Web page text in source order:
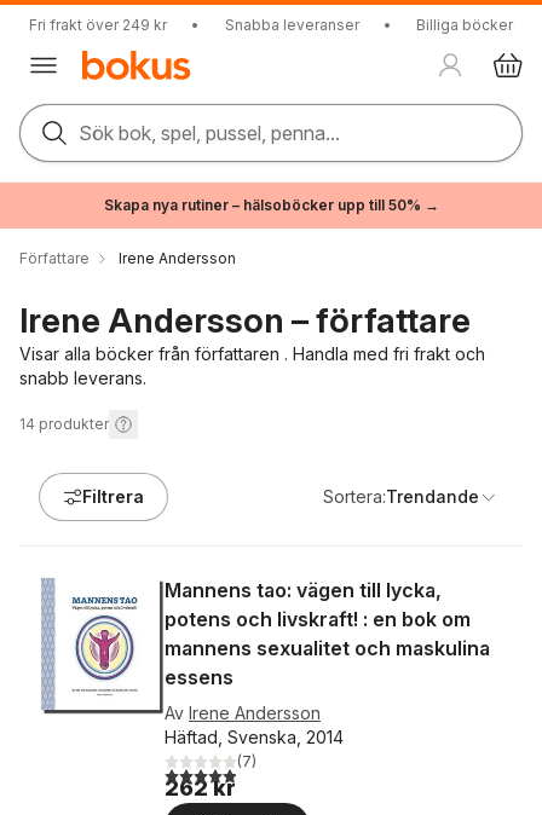
Fri frakt över 249 kr • Snabba leveranser • Billiga böcker
Sök bok, spel, pussel, penna...
Skapa nya rutiner – hälsoböcker upp till 50% →
Författare Irene Andersson
Irene Andersson – författare
Visar alla böcker från författaren . Handla med fri frakt och
snabb leverans.
14 produkter
Filtrera Sortera:Trendande
Mannens tao: vägen till lycka,
potens och livskraft! : en bok om
mannens sexualitet och maskulina
essens
Av Irene Andersson
Häftad, Svenska, 2014
4,9utav 5 stjärnor. Totalt antal röster:
(7)
262 kr